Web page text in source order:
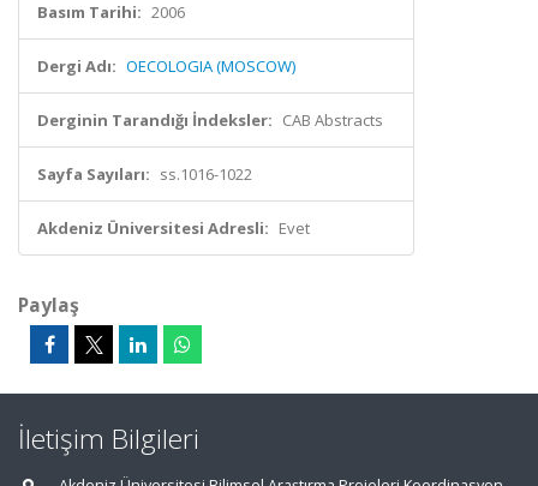
Basım Tarihi: 2006
Dergi Adı: OECOLOGIA (MOSCOW)
Derginin Tarandığı İndeksler: CAB Abstracts
Sayfa Sayıları: ss.1016-1022
Akdeniz Üniversitesi Adresli: Evet
Paylaş
İletişim Bilgileri